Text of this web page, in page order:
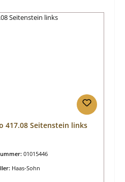
417.08 Seitenstein links
01015446
Haas-Sohn